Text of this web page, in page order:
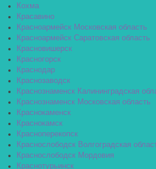
Кохма
Красавино
Красноармейск Московская область
Красноармейск Саратовская область
Красновишерск
Красногорск
Краснодар
Краснозаводск
Краснознаменск Калининградская
Краснознаменск Московская область
Краснокаменск
Краснокамск
Красноперекопск
Краснослободск Волгоградская
Краснослободск Мордовия
Краснотурьинск